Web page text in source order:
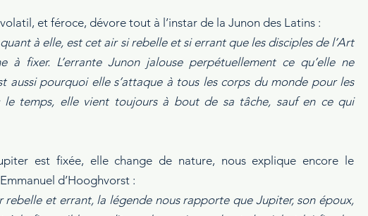
et féroce, dévore tout à l’instar de la Junon des Latins :
à elle, est cet air si rebelle et si errant que les disciples de l’Art
à fixer. L’errante Junon jalouse perpétuellement ce qu’elle ne
aussi pourquoi elle s’attaque à tous les corps du monde pour les
le temps, elle vient toujours à bout de sa tâche, sauf en ce qui
est fixée, elle change de nature, nous explique encore le
d’Hooghvorst :
rebelle et errant, la légende nous rapporte que Jupiter, son époux,